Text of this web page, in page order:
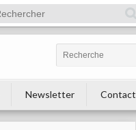
Newsletter Contact